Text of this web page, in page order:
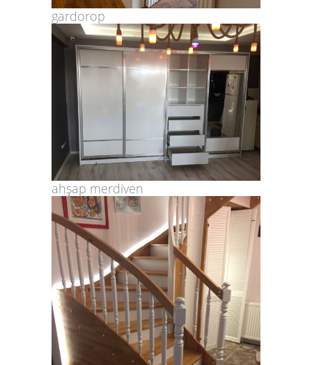
gardorop
ahşap merdiven